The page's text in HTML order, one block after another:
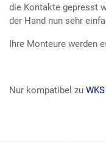
die Kontakte gepresst
der Hand nun sehr
Ihre Monteure werden
Nur kompatibel zu